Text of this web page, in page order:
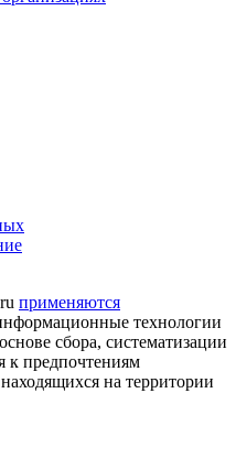
применяются
технологии
сбора, систематизации
к предпочтениям
на территории